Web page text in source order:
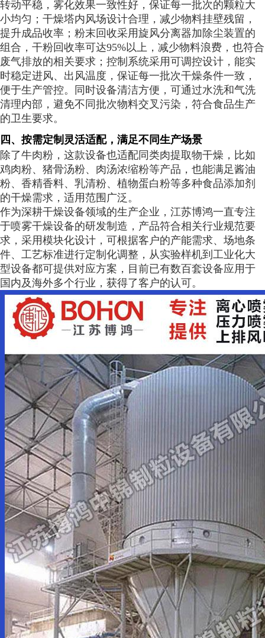
转动平稳，雾化效果一致性好，保证每一批次的颗粒大
小均匀；干燥塔内风场设计合理，减少物料挂壁残留，
提升成品收率；粉末回收采用旋风分离器加除尘装置的
组合，干粉回收率可达95%以上，减少物料浪费，也符合
废气排放的相关要求；控制系统采用可调控设计，能实
时稳定进风、出风温度，保证每一批次干燥条件一致，
便于生产管控。同时设备清洁方便，可通过水洗和气洗
清理内部，避免不同批次物料交叉污染，符合食品生产
的卫生要求。
四、按需定制灵活适配，满足不同生产场景
除了牛肉粉，这款设备也适配同类肉提取物干燥，比如
鸡肉粉、猪骨汤粉、肉汤浓缩粉等产品，也能满足酱油
粉、香精香料、乳清粉、植物蛋白粉等多种食品添加剂
的干燥需求，适用范围广泛。
作为深耕干燥设备领域的生产企业，江苏博鸿一直专注
于喷雾干燥设备的研发制造，产品符合相关行业规范要
求，采用模块化设计，可根据客户的产能需求、场地条
件、工艺标准进行定制化调整，从实验样机到工业化大
型设备都可提供对应方案，目前已有数百套设备应用于
国内及海外多个行业，获得了客户的认可。